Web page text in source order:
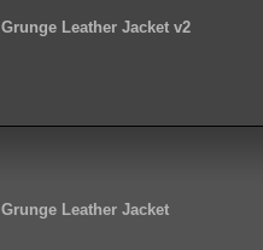
Grunge Leather Jacket v2
Grunge Leather Jacket